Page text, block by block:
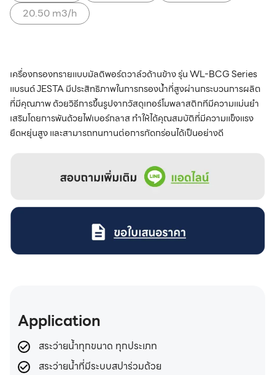
20.50 m3/h
เครื่องกรองทรายแบบมัลติพอร์ตวาล์วด้านข้าง รุ่น WL-BCG Series
แบรนด์ JESTA มีประสิทธิภาพในการกรองน้ำที่สูงผ่านกระบวนการผลิต
ที่มีคุณภาพ ด้วยวิธีการขึ้นรูปจากวัสดุเทอร์โมพลาสติกทีมีความแม่นยำ
เสริมโดยการพันด้วยไฟเบอร์กลาส ทำให้ได้คุณสมบัติที่มีความแข็งแรง
ยืดหยุ่นสูง และสามารถทนทานต่อการกัดกร่อนได้เป็นอย่างดี
Application
สระว่ายน้ำทุกขนาด ทุกประเภท
สระว่ายน้ำที่มีระบบสปาร่วมด้วย